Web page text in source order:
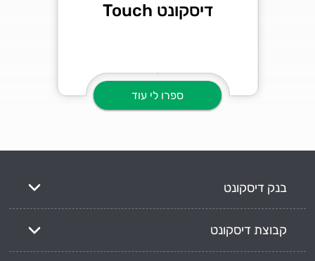
דיסקונט Touch
ספרו לי עוד
בנק דיסקונט
קבוצת דיסקונט